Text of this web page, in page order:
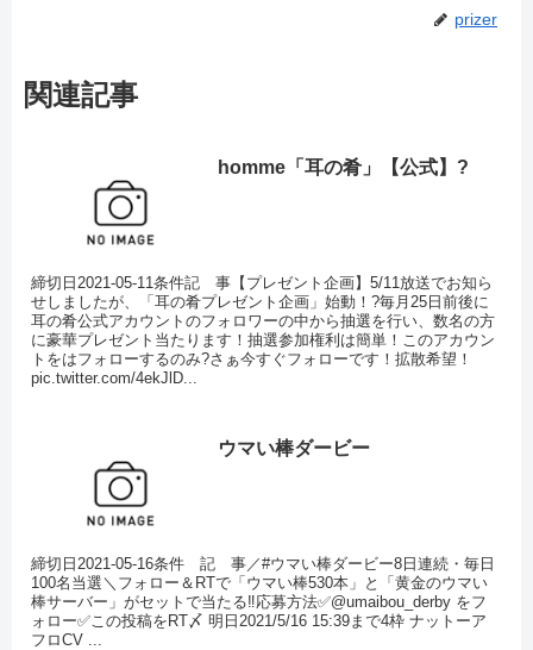
prizer
関連記事
homme「耳の肴」【公式】?
締切日2021-05-11条件記 事【プレゼント企画】5/11放送でお知ら
せしましたが、「耳の肴プレゼント企画」始動！?毎月25日前後に
耳の肴公式アカウントのフォロワーの中から抽選を行い、数名の方
に豪華プレゼント当たります！抽選参加権利は簡単！このアカウン
トをはフォローするのみ?さぁ今すぐフォローです！拡散希望！
pic.twitter.com/4ekJlD...
ウマい棒ダービー
締切日2021-05-16条件 記 事／#ウマい棒ダービー8日連続・毎日
100名当選＼フォロー＆RTで「ウマい棒530本」と「黄金のウマい
棒サーバー」がセットで当たる‼️応募方法✅@umaibou_derby をフ
ォロー✅この投稿をRT〆 明日2021/5/16 15:39まで4枠 ナットーア
フロCV ...